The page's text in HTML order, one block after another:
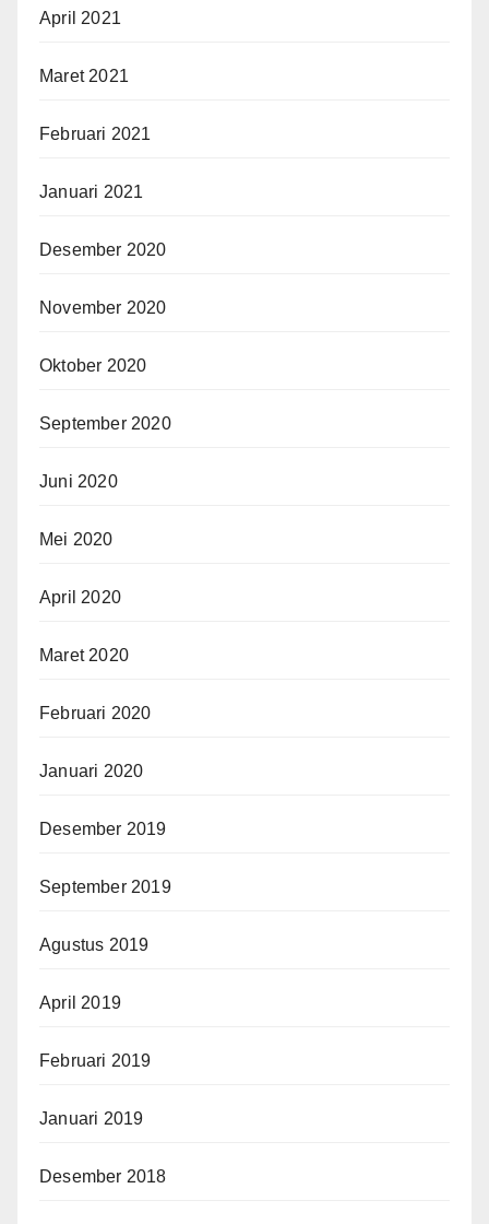
April 2021
Maret 2021
Februari 2021
Januari 2021
Desember 2020
November 2020
Oktober 2020
September 2020
Juni 2020
Mei 2020
April 2020
Maret 2020
Februari 2020
Januari 2020
Desember 2019
September 2019
Agustus 2019
April 2019
Februari 2019
Januari 2019
Desember 2018